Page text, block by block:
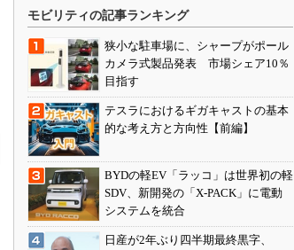
モビリティの記事ランキング
狭小な駐車場に、シャープがポール
カメラ式製品発表 市場シェア10％
目指す
テスラにおけるギガキャストの基本
的な考え方と方向性【前編】
BYDの軽EV「ラッコ」は世界初の軽
SDV、新開発の「X-PACK」に電動
システムを統合
日産が2年ぶり四半期最終黒字、